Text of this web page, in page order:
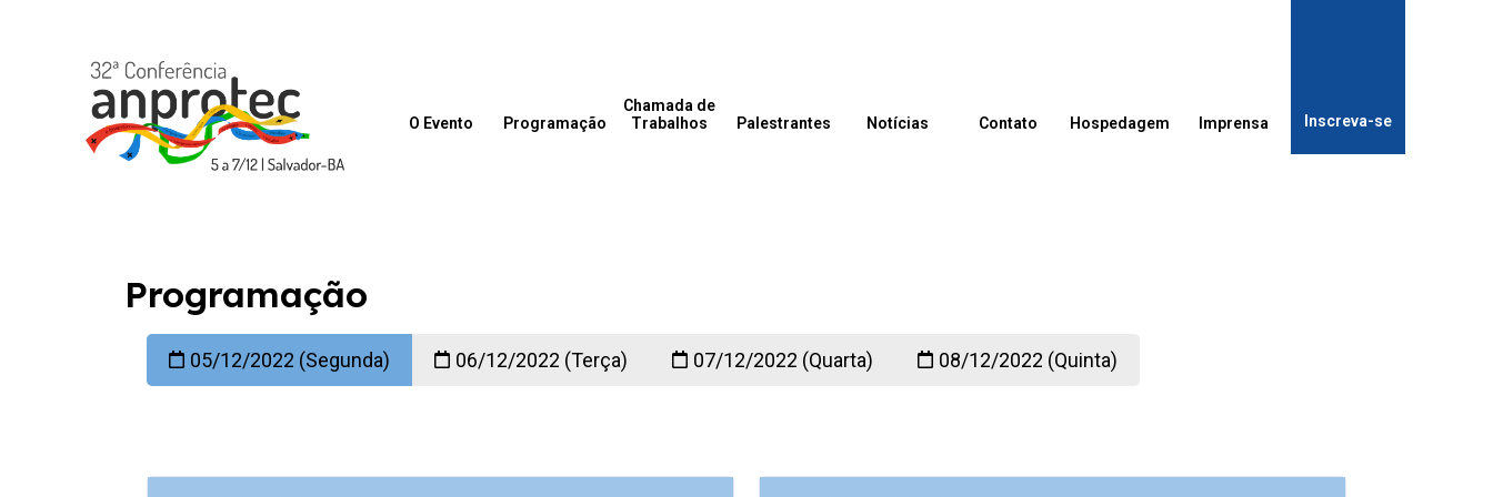
O Evento Programação
Chamada de
Trabalhos
Palestrantes Notícias Contato Hospedagem Imprensa Inscreva-se
Programação
05/12/2022 (Segunda) 06/12/2022 (Terça) 07/12/2022 (Quarta) 08/12/2022 (Quinta)